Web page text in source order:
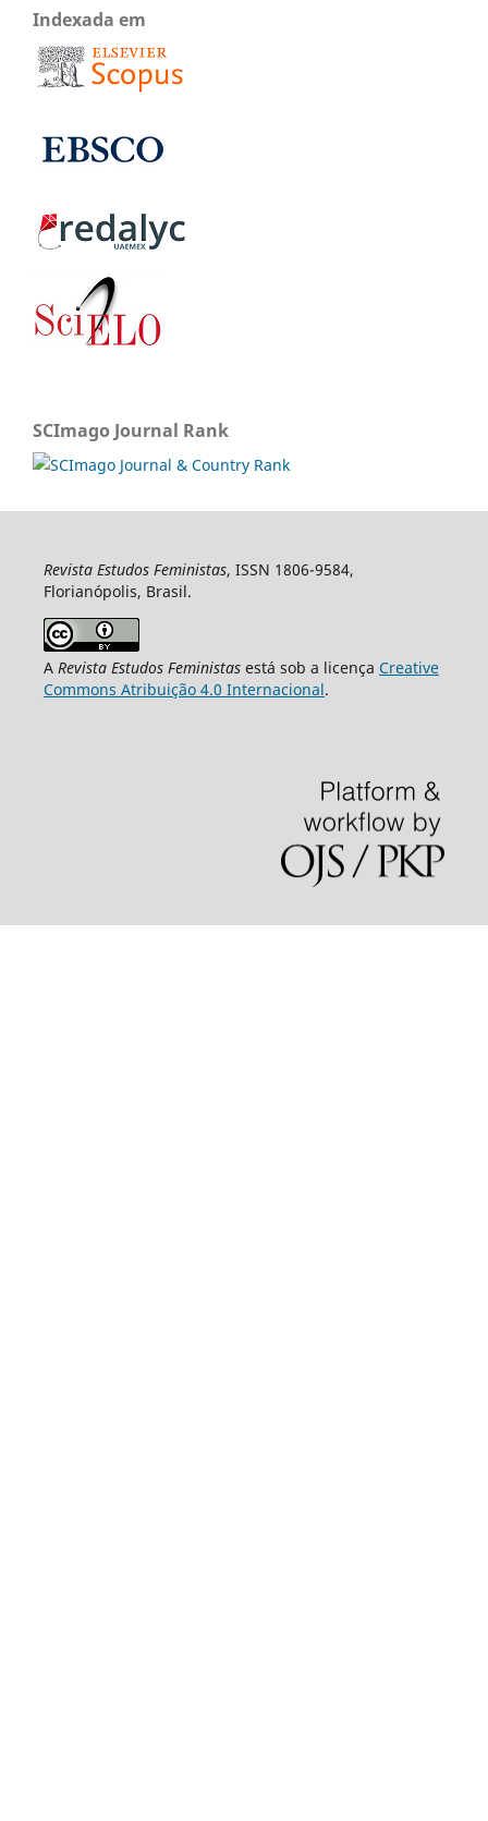
Indexada em
SCImago Journal Rank
Revista Estudos Feministas, ISSN 1806-9584,
Florianópolis, Brasil.
A Revista Estudos Feministasestá sob a licença Creative
Commons Atribuição 4.0 Internacional.